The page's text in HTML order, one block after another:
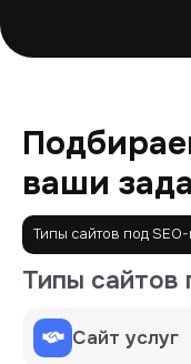
ваши
Типы сайтов под
Типы сайтов
Сайт услуг